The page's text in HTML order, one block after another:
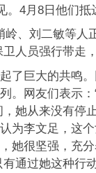
。4月8日他们抵
岭、刘二敏等人
人员强行带走
了巨大的共鸣
。网友们表示
她从来没有停
为李文足，这
她很坚强，充
通过她这种行